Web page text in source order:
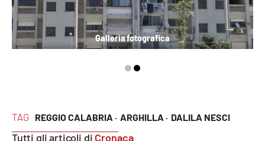
TAG REGGIO CALABRIA · ARGHILLA · DALILA NESCI
Tutti gli articoli di Cronaca
Galleria fotografica